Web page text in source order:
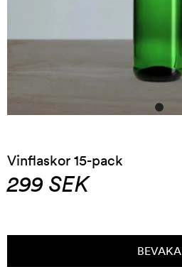
Vinflaskor 15-pack
299 SEK
BEVAKA